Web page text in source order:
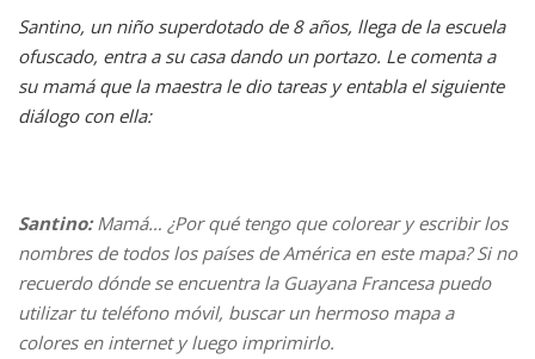
Santino, un niño superdotado de 8 años, llega de la escuela
ofuscado, entra a su casa dando un portazo. Le comenta a
su mamá que la maestra le dio tareas y entabla el siguiente
diálogo con ella:
Santino:Mamá… ¿Por qué tengo que colorear y escribir los
nombres de todos los países de América en este mapa? Si no
recuerdo dónde se encuentra la Guayana Francesa puedo
utilizar tu teléfono móvil, buscar un hermoso mapa a
colores en internet y luego imprimirlo.